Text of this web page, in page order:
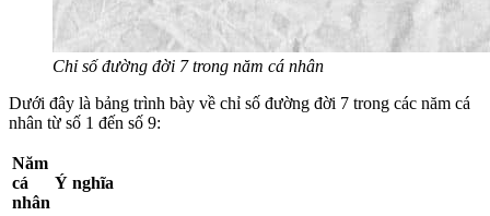
Chỉ số đường đời 7 trong năm cá nhân
Dưới đây là bảng trình bày về chỉ số đường đời 7 trong các năm cá
nhân từ số 1 đến số 9:
Năm
cá
nhân
Ý nghĩa